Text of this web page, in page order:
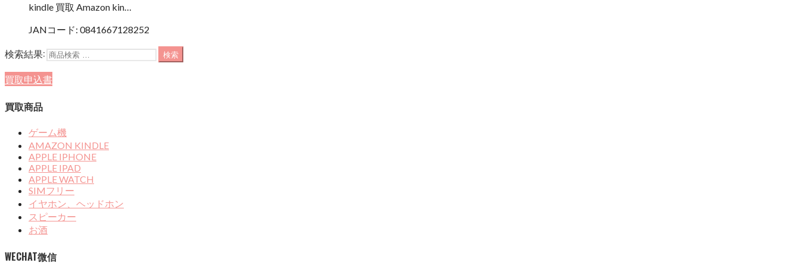
kindle 買取 Amazon kin…
JANコード: 0841667128252
検索結果: 検索
買取申込書
買取商品
ゲーム機
AMAZON KINDLE
APPLE IPHONE
APPLE IPAD
APPLE WATCH
SIMフリー
イヤホン、ヘッドホン
スピーカー
お酒
WECHAT微信